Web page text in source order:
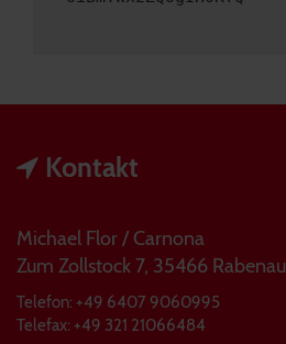
Kontakt
Michael Flor / Carnona
Zum Zollstock 7, 35466 Rabenau
Telefon: +49 6407 9060995
Telefax: +49 321 21066484